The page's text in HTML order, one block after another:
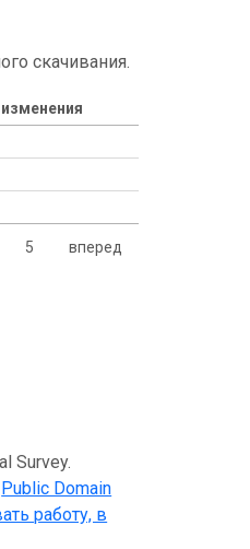
скачивания.
5 вперед
Survey.
Public Domain
работу, в